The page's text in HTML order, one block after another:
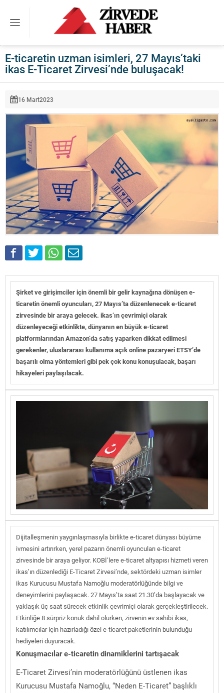
E-ticaretin uzman isimleri, 27 Mayıs’taki
ikas E-Ticaret Zirvesi’nde buluşacak!
16 Mart2023
Şirket ve girişimciler için önemli bir gelir kaynağına dönüşen e-
ticaretin önemli oyuncuları, 27 Mayıs’ta düzenlenecek e-ticaret
zirvesinde bir araya gelecek. ikas’ın çevrimiçi olarak
düzenleyeceği etkinlikte, dünyanın en büyük e-ticaret
platformlarından Amazon’da satış yaparken dikkat edilmesi
gerekenler, uluslararası kullanıma açık online pazaryeri ETSY’de
başarılı olma yöntemleri gibi pek çok konu konuşulacak, başarı
hikayeleri paylaşılacak.
Dijitalleşmenin yaygınlaşmasıyla birlikte e-ticaret dünyası büyüme
ivmesini artırırken, yerel pazarın önemli oyuncuları e-ticaret
zirvesinde bir araya geliyor. KOBİ’lere e-ticaret altyapısı hizmeti veren
ikas’ın düzenlediği E-Ticaret Zirvesi’nde, sektördeki uzman isimler
ikas Kurucusu Mustafa Namoğlu moderatörlüğünde bilgi ve
deneyimlerini paylaşacak. 27 Mayıs’ta saat 21.30’da başlayacak ve
yaklaşık üç saat sürecek etkinlik çevrimiçi olarak gerçekleştirilecek.
Etkinliğe 8 sürpriz konuk dahil olurken, zirvenin ev sahibi ikas,
katılımcılar için hazırladığı özel e-ticaret paketlerinin bulunduğu
hediyeleri duyuracak.
Konuşmacılar e-ticaretin dinamiklerini tartışacak
E-Ticaret Zirvesi’nin moderatörlüğünü üstlenen ikas
Kurucusu Mustafa Namoğlu, “Neden E-Ticaret” başlıklı